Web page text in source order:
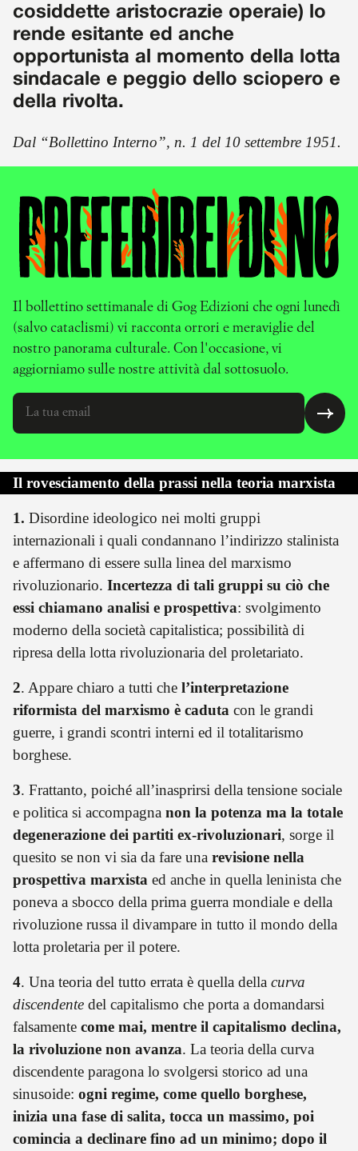
cosiddette aristocrazie operaie) lo
rende esitante ed anche
opportunista al momento della lotta
sindacale e peggio dello sciopero e
della rivolta.
Dal “Bollettino Interno”, n. 1 del 10 settembre 1951.
Il bollettino settimanale di Gog Edizioni che ogni lunedì
(salvo cataclismi) vi racconta orrori e meraviglie del
nostro panorama culturale. Con l'occasione, vi
aggiorniamo sulle nostre attività dal sottosuolo.
Il rovesciamento della prassi nella teoria marxista
1. Disordine ideologico nei molti gruppi
internazionali i quali condannano l’indirizzo stalinista
e affermano di essere sulla linea del marxismo
rivoluzionario. Incertezza di tali gruppi su ciò che
essi chiamano analisi e prospettiva: svolgimento
moderno della società capitalistica; possibilità di
ripresa della lotta rivoluzionaria del proletariato.
2. Appare chiaro a tutti che l’interpretazione
riformista del marxismo è caduta con le grandi
guerre, i grandi scontri interni ed il totalitarismo
borghese.
3. Frattanto, poiché all’inasprirsi della tensione sociale
e politica si accompagna non la potenza ma la totale
degenerazione dei partiti ex-rivoluzionari, sorge il
quesito se non vi sia da fare una revisione nella
prospettiva marxista ed anche in quella leninista che
poneva a sbocco della prima guerra mondiale e della
rivoluzione russa il divampare in tutto il mondo della
lotta proletaria per il potere.
4. Una teoria del tutto errata è quella della curva
discendente del capitalismo che porta a domandarsi
falsamente come mai, mentre il capitalismo declina,
la rivoluzione non avanza. La teoria della curva
discendente paragona lo svolgersi storico ad una
sinusoide: ogni regime, come quello borghese,
inizia una fase di salita, tocca un massimo, poi
comincia a declinare fino ad un minimo; dopo il